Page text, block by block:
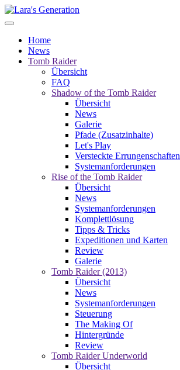
Home
News
Tomb Raider
Übersicht
FAQ
Shadow of the Tomb Raider
Übersicht
News
Galerie
Pfade (Zusatzinhalte)
Let's Play
Versteckte Errungenschaften
Systemanforderungen
Rise of the Tomb Raider
Übersicht
News
Systemanforderungen
Komplettlösung
Tipps & Tricks
Expeditionen und Karten
Review
Galerie
Tomb Raider (2013)
Übersicht
News
Systemanforderungen
Steuerung
The Making Of
Hintergründe
Review
Tomb Raider Underworld
Übersicht